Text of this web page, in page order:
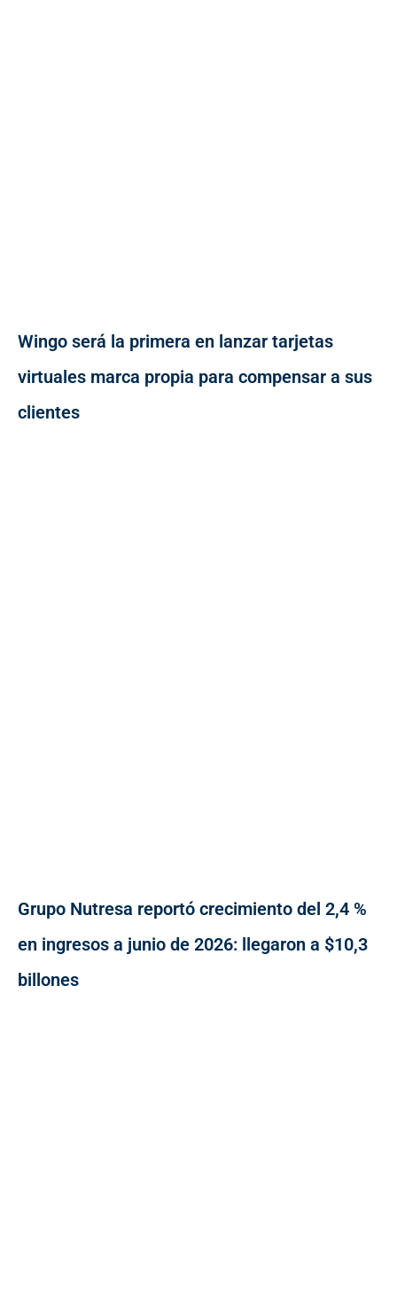
Wingo será la primera en lanzar tarjetas
virtuales marca propia para compensar a sus
clientes
Grupo Nutresa reportó crecimiento del 2,4 %
en ingresos a junio de 2026: llegaron a $10,3
billones